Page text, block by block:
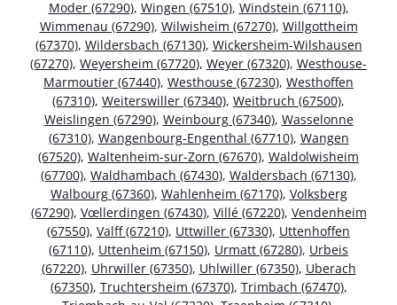
Moder (67290), Wingen (67510), Windstein (67110),
Wimmenau (67290), Wilwisheim (67270), Willgottheim
(67370), Wildersbach (67130), Wickersheim-Wilshausen
(67270), Weyersheim (67720), Weyer (67320), Westhouse-
Marmoutier (67440), Westhouse (67230), Westhoffen
(67310), Weiterswiller (67340), Weitbruch (67500),
Weislingen (67290), Weinbourg (67340), Wasselonne
(67310), Wangenbourg-Engenthal (67710), Wangen
(67520), Waltenheim-sur-Zorn (67670), Waldolwisheim
(67700), Waldhambach (67430), Waldersbach (67130),
Walbourg (67360), Wahlenheim (67170), Volksberg
(67290), Vœllerdingen (67430), Villé (67220), Vendenheim
(67550), Valff (67210), Uttwiller (67330), Uttenhoffen
(67110), Uttenheim (67150), Urmatt (67280), Urbeis
(67220), Uhrwiller (67350), Uhlwiller (67350), Uberach
(67350), Truchtersheim (67370), Trimbach (67470),